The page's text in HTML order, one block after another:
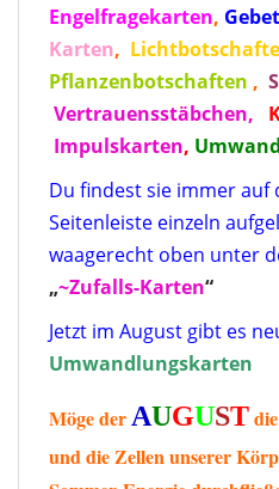
Engelfragekarten,
Karten,
Pflanzenbotschaften ,
Vertrauensstäbchen,
Impulskarten,
Du findest sie immer auf
Seitenleiste einzeln
waagerecht oben unter
„~Zufalls-Karten“
Jetzt im August gibt es
Umwandlungskarten
Möge der AUGUST
und die Zellen unserer